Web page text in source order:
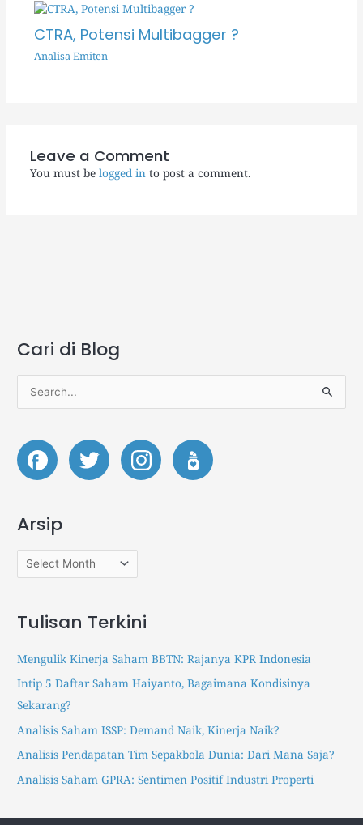
CTRA, Potensi Multibagger ?
Analisa Emiten
Leave a Comment
You must be logged into post a comment.
Cari di Blog
r
f
o
S
t
o
e
r
s
.
i
I
n
s
t
a
S
t
o
s
.
i
T
r
a
k
t
Arsip
A
i
Tulisan Terkini
Mengulik Kinerja Saham BBTN: Rajanya KPR Indonesia
Intip 5 Daftar Saham Haiyanto, Bagaimana Kondisinya
Sekarang?
Analisis Saham ISSP: Demand Naik, Kinerja Naik?
Analisis Pendapatan Tim Sepakbola Dunia: Dari Mana Saja?
Analisis Saham GPRA: Sentimen Positif Industri Properti